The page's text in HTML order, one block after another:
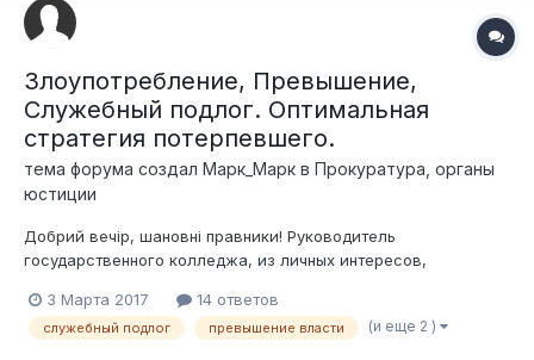
Злоупотребление, Превышение,
Служебный подлог. Оптимальная
стратегия потерпевшего.
тема форума создал Марк_Марк в Прокуратура, органы
юстиции
Добрий вечір, шановні правники! Руководитель
государственного колледжа, из личных интересов,
действия, наносимые вред его правам и интересам. В
правонарушительные деяния также вовлечены два его
3 Марта 2017 14 ответов
служебный подлог превышение власти (и еще 2 )